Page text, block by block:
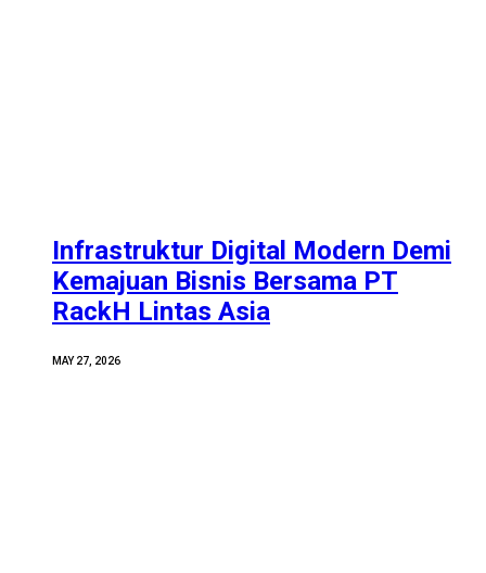
Infrastruktur Digital Modern Demi
Kemajuan Bisnis Bersama PT
RackH Lintas Asia
MAY 27, 2026